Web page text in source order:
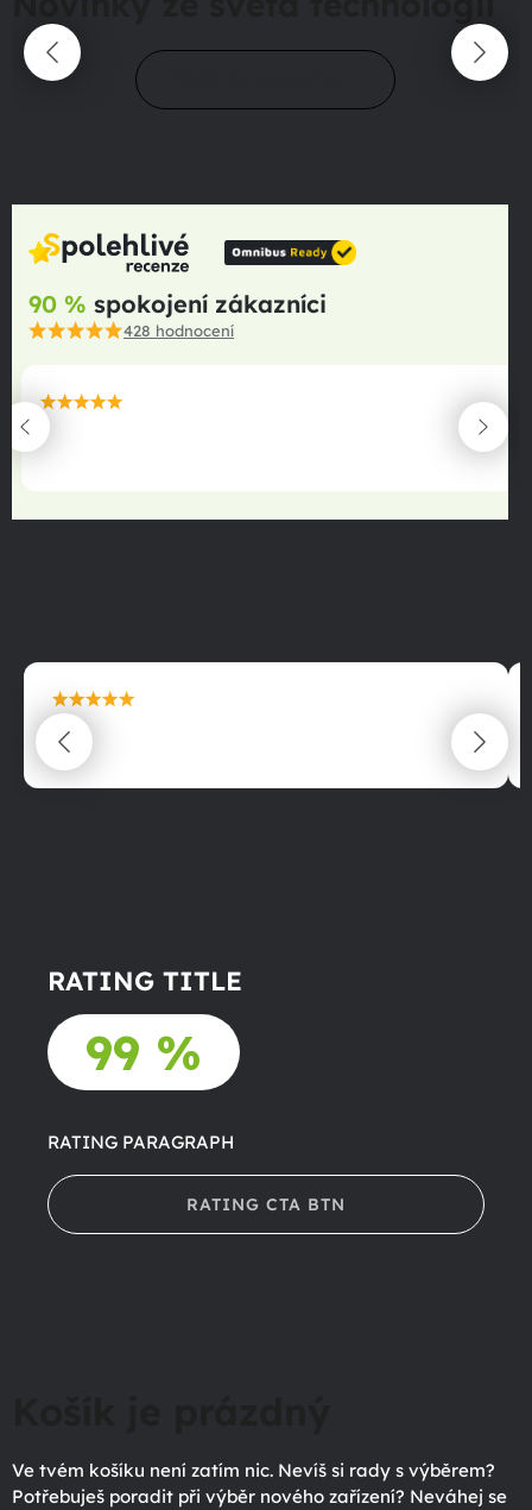
90 % spokojení zákazníci
428 hodnocení
maximální spokojenost
22.06.2025
maximální spokojenost
22.06.2025
RATING TITLE
99 %
RATING PARAGRAPH
RATING CTA BTN
Ve tvém košíku není zatím nic. Nevíš si rady s výběrem?
Potřebuješ poradit při výběr nového zařízení? Neváhej se